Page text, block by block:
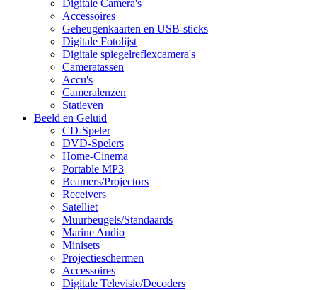
Digitale Camera's
Accessoires
Geheugenkaarten en USB-sticks
Digitale Fotolijst
Digitale spiegelreflexcamera's
Cameratassen
Accu's
Cameralenzen
Statieven
Beeld en Geluid
CD-Speler
DVD-Spelers
Home-Cinema
Portable MP3
Beamers/Projectors
Receivers
Satelliet
Muurbeugels/Standaards
Marine Audio
Minisets
Projectieschermen
Accessoires
Digitale Televisie/Decoders